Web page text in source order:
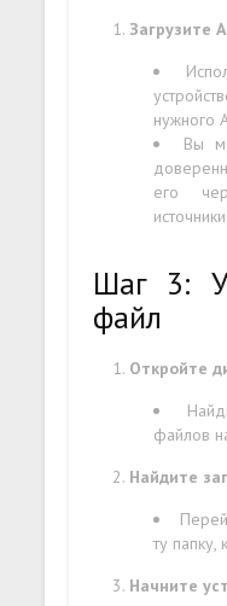
Загрузите
нужного
Вы
его
источники.
Шаг 3:
файл
Откройте
файлов
Найдите
ту
Начните